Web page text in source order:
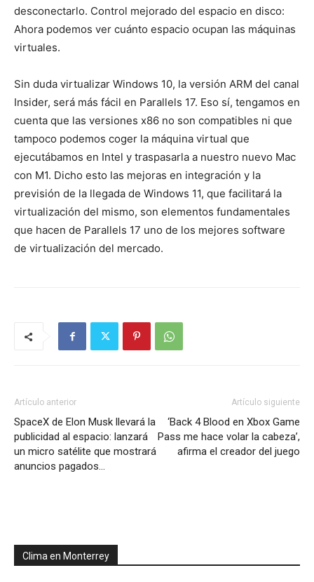
desconectarlo. Control mejorado del espacio en disco:
Ahora podemos ver cuánto espacio ocupan las máquinas
virtuales.
Sin duda virtualizar Windows 10, la versión ARM del canal
Insider, será más fácil en Parallels 17. Eso sí, tengamos en
cuenta que las versiones x86 no son compatibles ni que
tampoco podemos coger la máquina virtual que
ejecutábamos en Intel y traspasarla a nuestro nuevo Mac
con M1. Dicho esto las mejoras en integración y la
previsión de la llegada de Windows 11, que facilitará la
virtualización del mismo, son elementos fundamentales
que hacen de Parallels 17 uno de los mejores software
de virtualización del mercado.
Artículo anterior
SpaceX de Elon Musk llevará la
publicidad al espacio: lanzará
un micro satélite que mostrará
anuncios pagados…
Artículo siguiente
‘Back 4 Blood en Xbox Game
Pass me hace volar la cabeza’,
afirma el creador del juego
Clima en Monterrey